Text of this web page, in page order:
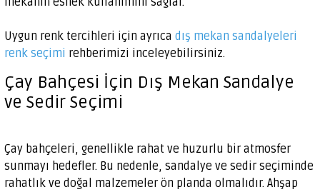
Uygun renk tercihleri için ayrıca dış mekan sandalyeleri
renk seçimi rehberimizi inceleyebilirsiniz.
Çay Bahçesi İçin Dış Mekan Sandalye
ve Sedir Seçimi
Çay bahçeleri, genellikle rahat ve huzurlu bir atmosfer
sunmayı hedefler. Bu nedenle, sandalye ve sedir seçiminde
rahatlık ve doğal malzemeler ön planda olmalıdır. Ahşap